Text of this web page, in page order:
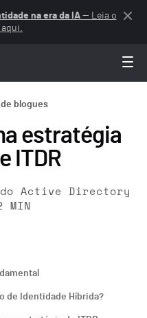
na era da IA— Leia o
blogues
estratégia
ITDR
do Active Directory
MIN
de Identidade Híbrida?